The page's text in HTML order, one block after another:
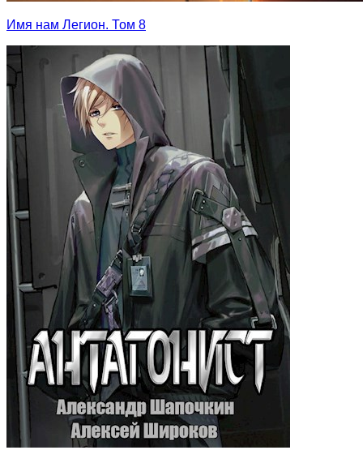
Имя нам Легион. Том 8